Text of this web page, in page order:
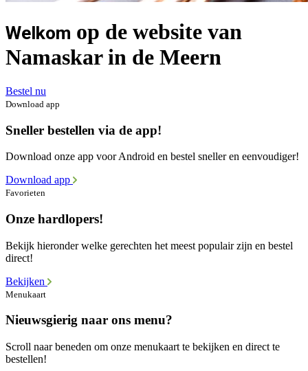
Welkom op de website van
Namaskar in de Meern
Bestel nu
Download app
Sneller bestellen via de app!
Download onze app voor Android en bestel sneller en eenvoudiger!
Download app
Favorieten
Onze hardlopers!
Bekijk hieronder welke gerechten het meest populair zijn en bestel
direct!
Bekijken
Menukaart
Nieuwsgierig naar ons menu?
Scroll naar beneden om onze menukaart te bekijken en direct te
bestellen!